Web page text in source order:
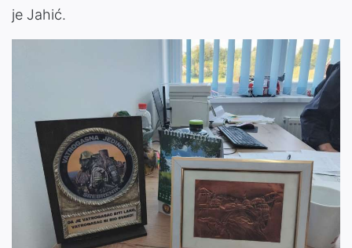
je Jahić.